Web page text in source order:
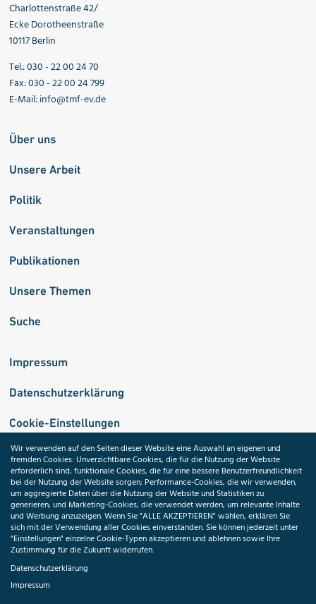
Charlottenstraße 42/
Ecke Dorotheenstraße
10117 Berlin
Tel.: 030 - 22 00 24 70
Fax: 030 - 22 00 24 799
E-Mail:info@tmf-ev.de
Über uns
Unsere Arbeit
Politik
Veranstaltungen
Publikationen
Unsere Themen
Suche
Impressum
Datenschutzerklärung
Cookie-Einstellungen
Medizininformatik-Initiative
ToolPool Gesundheitsforschung
Folgen Sie uns:
Wir verwenden auf den Seiten dieser Website eine Auswahl an eigenen und
fremden Cookies: Unverzichtbare Cookies, die für die Nutzung der Website
erforderlich sind; funktionale Cookies, die für eine bessere Benutzerfreundlichkeit
bei der Nutzung der Website sorgen; Performance-Cookies, die wir verwenden,
um aggregierte Daten über die Nutzung der Website und Statistiken zu
generieren; und Marketing-Cookies, die verwendet werden, um relevante Inhalte
und Werbung anzuzeigen. Wenn Sie "ALLE AKZEPTIEREN" wählen, erklären Sie
sich mit der Verwendung aller Cookies einverstanden. Sie können jederzeit unter
"Einstellungen" einzelne Cookie-Typen akzeptieren und ablehnen sowie Ihre
Zustimmung für die Zukunft widerrufen.
Datenschutzerklärung
Impressum